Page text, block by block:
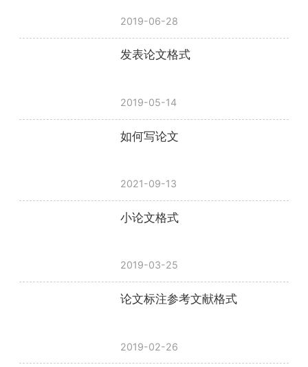
2019-06-28
发表论文格式
2019-05-14
如何写论文
2021-09-13
小论文格式
2019-03-25
论文标注参考文献格式
2019-02-26